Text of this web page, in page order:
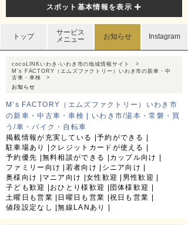
スポット基本情報を表示
トップ
サービス
メニュー
お知らせ Instagram
cocoLINKいわき-いわき市の地域情報サイト
M’s FACTORY（エムズファクトリー）いわき市の新車・中
古車・車検
お知らせ
M’s FACTORY（エムズファクトリー）いわき市
の新車・中古車・車検 | いわき市/湯本・常磐・買
う/車・バイク・自転車
掲載情報が充実している
予約ができる
駐車場あり
クレジットカードが使える
予約優先
無料相談ができる
カップル向け
ファミリー向け
若者向け
シニア向け
奥様向け
マニア向け 女性歓迎
男性歓迎
子ども歓迎
おひとり様歓迎
団体様歓迎
土曜日も営業
日曜日も営業
祝日も営業
値段設定なし
無線LANあり